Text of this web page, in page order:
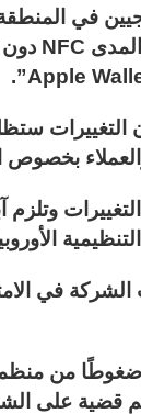
في
بخصوص
من منظمي
قضية على